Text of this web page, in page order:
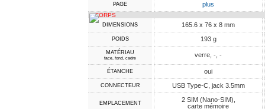
PAGE plus
CORPS
DIMENSIONS 165.6 x 76 x 8 mm
POIDS 193 g
MATÉRIAU
face, fond, cadre verre, -, -
ÉTANCHE oui
CONNECTEUR USB Type-C, jack 3.5mm
EMPLACEMENT
2 SIM (Nano-SIM),
carte mémoire